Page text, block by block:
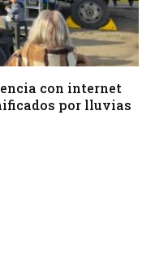
con internet
por lluvias